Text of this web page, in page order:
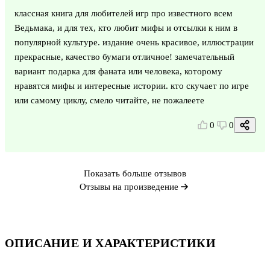
ОПИСАНИЕ И ХАРАКТЕРИСТИКИ
классная книга для любителей игр про известного всем
Ведьмака, и для тех, кто любит мифы и отсылки к ним в
популярной культуре. издание очень красивое, иллюстрации
прекрасные, качество бумаги отличное! замечательный
вариант подарка для фаната или человека, которому
нравятся мифы и интересные истории. кто скучает по игре
или самому циклу, смело читайте, не пожалеете
0 0
Показать больше отзывов
Отзывы на произведение